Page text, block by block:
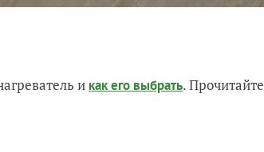
и как его выбрать. Прочитайте